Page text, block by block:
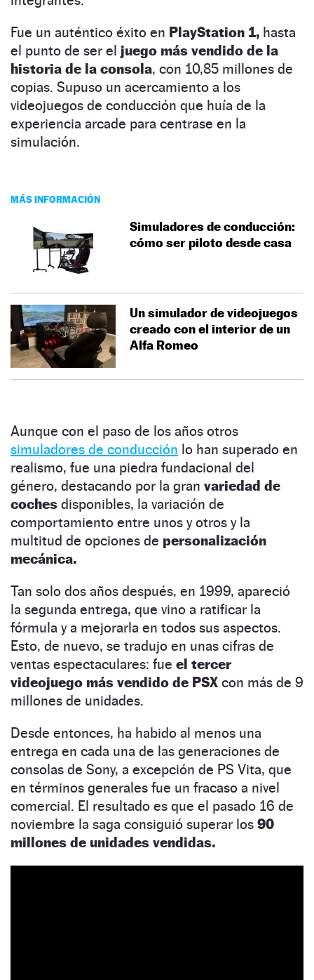
Fue un auténtico éxito en PlayStation 1, hasta
el punto de ser el juego más vendido de la
historia de la consola, con 10,85 millones de
copias. Supuso un acercamiento a los
videojuegos de conducción que huía de la
experiencia arcade para centrase en la
simulación.
MÁS INFORMACIÓN
Simuladores de conducción:
cómo ser piloto desde casa
Un simulador de videojuegos
creado con el interior de un
Alfa Romeo
Aunque con el paso de los años otros
simuladores de conducción lo han superado en
realismo, fue una piedra fundacional del
género, destacando por la gran variedad de
coches disponibles, la variación de
comportamiento entre unos y otros y la
multitud de opciones de personalización
mecánica.
Tan solo dos años después, en 1999, apareció
la segunda entrega, que vino a ratificar la
fórmula y a mejorarla en todos sus aspectos.
Esto, de nuevo, se tradujo en unas cifras de
ventas espectaculares: fue el tercer
videojuego más vendido de PSX con más de 9
millones de unidades.
Desde entonces, ha habido al menos una
entrega en cada una de las generaciones de
consolas de Sony, a excepción de PS Vita, que
en términos generales fue un fracaso a nivel
comercial. El resultado es que el pasado 16 de
noviembre la saga consiguió superar los 90
millones de unidades vendidas.